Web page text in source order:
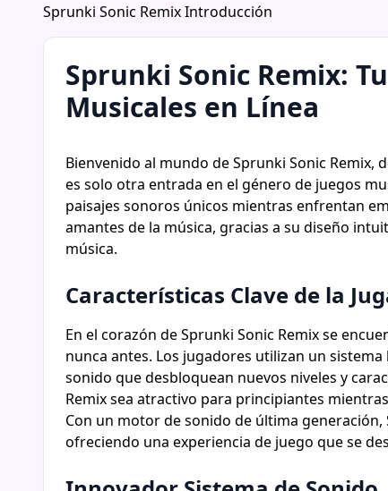
Sprunki Sonic Remix Introducción
Sprunki Sonic Remix:
Musicales en Línea
Bienvenido al mundo de Sprunki Sonic
es solo otra entrada en el género de juegos
paisajes sonoros únicos mientras enfrentan
amantes de la música, gracias a su diseño
música.
Características Clave de la
En el corazón de Sprunki Sonic Remix se
nunca antes. Los jugadores utilizan un
sonido que desbloquean nuevos niveles y
Remix sea atractivo para principiantes
Con un motor de sonido de última
ofreciendo una experiencia de juego que se